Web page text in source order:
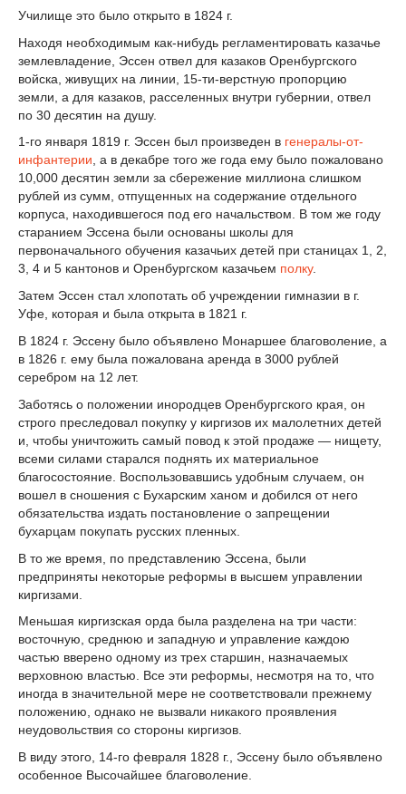
Училище это было открыто в 1824 г.
Находя необходимым как-нибудь регламентировать казачье
землевладение, Эссен отвел для казаков Оренбургского
войска, живущих на линии, 15-ти-верстную пропорцию
земли, а для казаков, расселенных внутри губернии, отвел
по 30 десятин на душу.
1-го января 1819 г. Эссен был произведен в генералы-от-
инфантерии, а в декабре того же года ему было пожаловано
10,000 десятин земли за сбережение миллиона слишком
рублей из сумм, отпущенных на содержание отдельного
корпуса, находившегося под его начальством. В том же году
старанием Эссена были основаны школы для
первоначального обучения казачьих детей при станицах 1, 2,
3, 4 и 5 кантонов и Оренбургском казачьем полку.
Затем Эссен стал хлопотать об учреждении гимназии в г.
Уфе, которая и была открыта в 1821 г.
В 1824 г. Эссену было объявлено Монаршее благоволение, а
в 1826 г. ему была пожалована аренда в 3000 рублей
серебром на 12 лет.
Заботясь о положении инородцев Оренбургского края, он
строго преследовал покупку у киргизов их малолетних детей
и, чтобы уничтожить самый повод к этой продаже — нищету,
всеми силами старался поднять их материальное
благосостояние. Воспользовавшись удобным случаем, он
вошел в сношения с Бухарским ханом и добился от него
обязательства издать постановление о запрещении
бухарцам покупать русских пленных.
В то же время, по представлению Эссена, были
предприняты некоторые реформы в высшем управлении
киргизами.
Меньшая киргизская орда была разделена на три части:
восточную, среднюю и западную и управление каждою
частью вверено одному из трех старшин, назначаемых
верховною властью. Все эти реформы, несмотря на то, что
иногда в значительной мере не соответствовали прежнему
положению, однако не вызвали никакого проявления
неудовольствия со стороны киргизов.
В виду этого, 14-го февраля 1828 г., Эссену было объявлено
особенное Высочайшее благоволение.